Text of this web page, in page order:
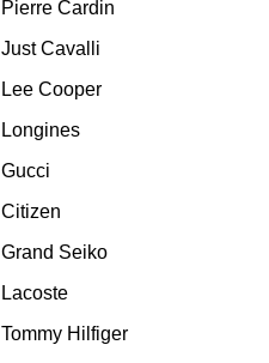
Pierre Cardin
Just Cavalli
Lee Cooper
Longines
Gucci
Citizen
Grand Seiko
Lacoste
Tommy Hilfiger